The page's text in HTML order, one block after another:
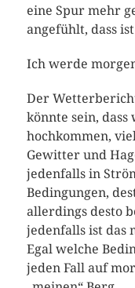
eine Spur mehr
angefühlt, dass
Ich werde
Der
könnte sein,
hochkommen,
Gewitter und
jedenfalls in
Bedingungen,
allerdings desto
jedenfalls ist das
Egal welche
jeden Fall auf